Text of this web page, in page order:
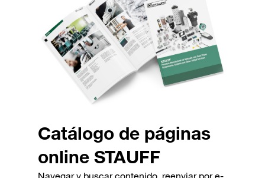
Catálogo de páginas
online STAUFF
Navegar y buscar contenido, reenviar por e-